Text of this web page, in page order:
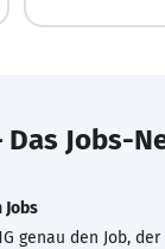
Das Jobs-
genau den Job,